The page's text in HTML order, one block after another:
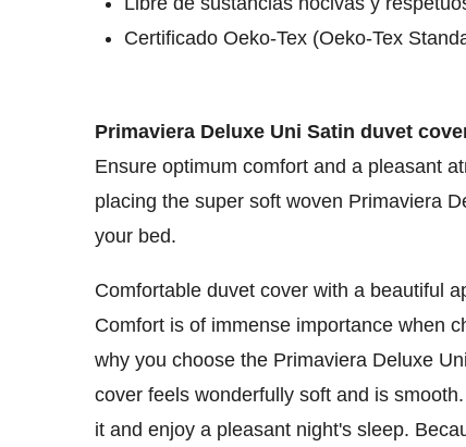
Certificado Oeko-Tex (Oeko-Tex
Primaviera Deluxe Uni Satin duvet
Ensure optimum comfort and a pleasant
placing the super soft woven Primaviera
your bed.
Comfortable duvet cover with a beautiful
Comfort is of immense importance when
why you choose the Primaviera Deluxe
cover feels wonderfully soft and is
it and enjoy a pleasant night's sleep.